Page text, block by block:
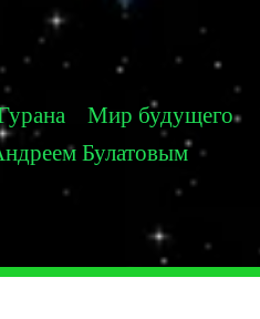
Мир будущего
Булатовым